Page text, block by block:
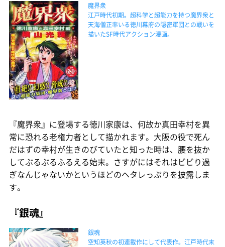
魔界衆
江戸時代初期。超科学と超能力を持つ魔界衆と
天海僧正率いる徳川幕府の隠密軍団との戦いを
描いたSF時代アクション漫画。
『魔界衆』に登場する徳川家康は、何故か真田幸村を異
常に恐れる老権力者として描かれます。大阪の役で死ん
だはずの幸村が生きのびていたと知った時は、腰を抜か
してぶるぶるふるえる始末。さすがにはそれはビビり過
ぎなんじゃないかというほどのヘタレっぷりを披露しま
す。
『銀魂』
銀魂
空知英秋の初連載作にして代表作。江戸時代末